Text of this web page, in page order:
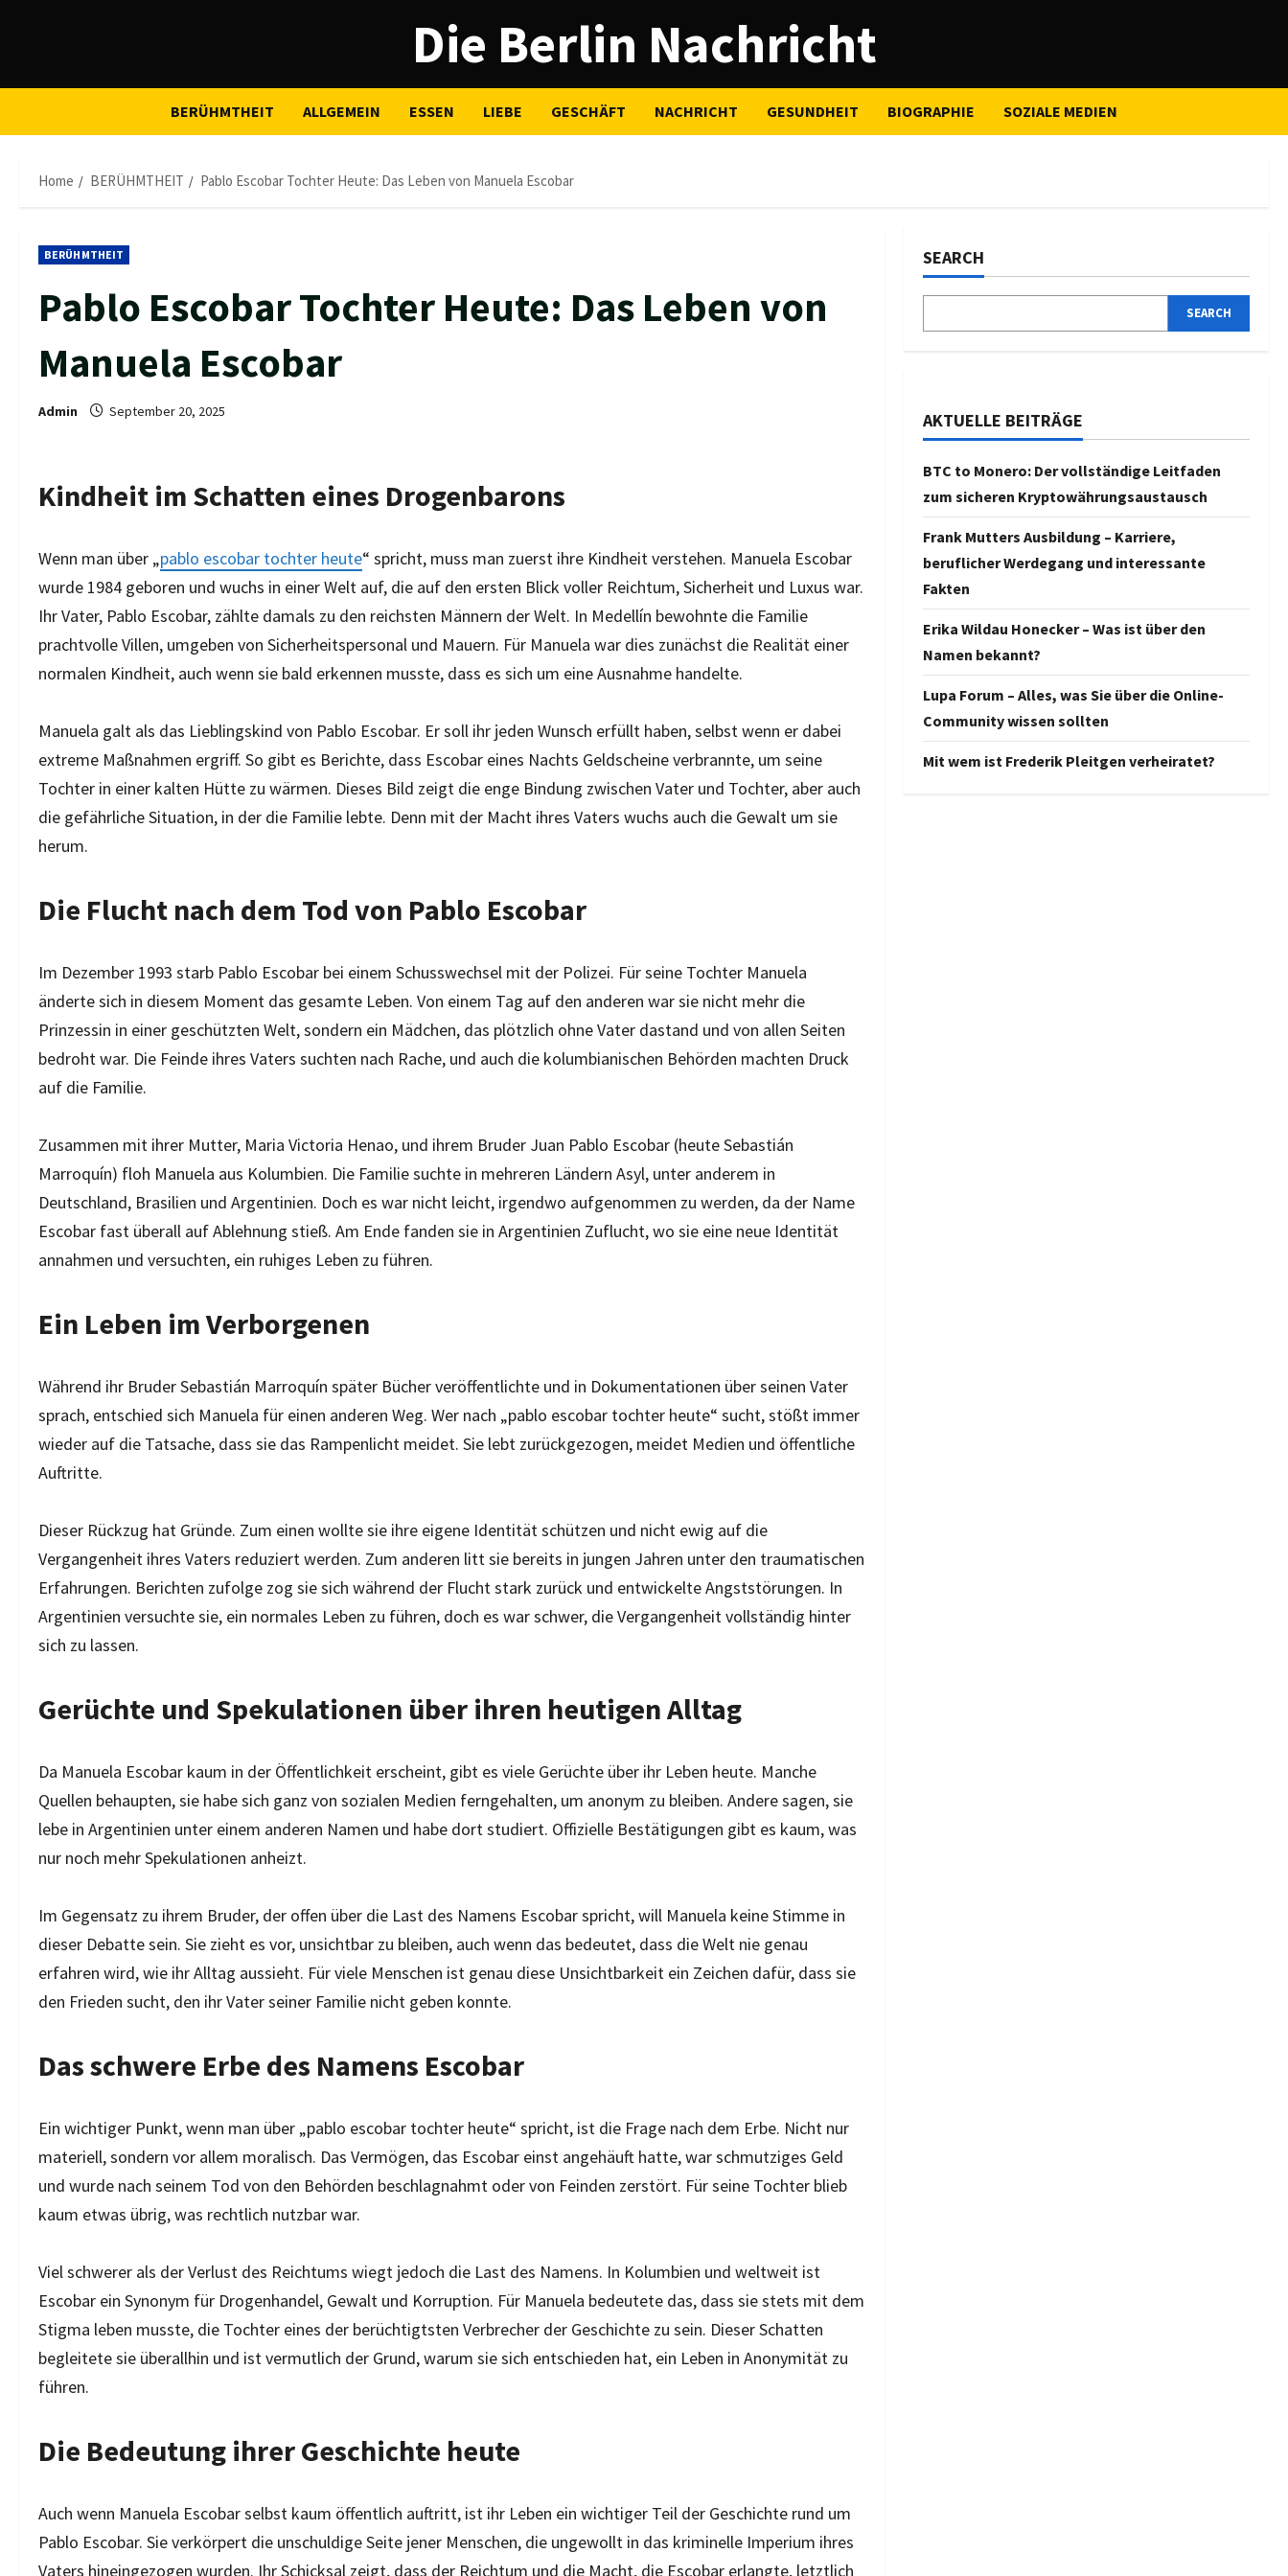
Die Berlin Nachricht
BERÜHMTHEIT ALLGEMEIN ESSEN LIEBE GESCHÄFT NACHRICHT GESUNDHEIT BIOGRAPHIE SOZIALE MEDIEN
Home BERÜHMTHEIT Pablo Escobar Tochter Heute: Das Leben von Manuela Escobar
BERÜHMTHEIT
Pablo Escobar Tochter Heute: Das Leben von
Manuela Escobar
Admin September 20, 2025
Kindheit im Schatten eines Drogenbarons
Wenn man über „pablo escobar tochter heute“ spricht, muss man zuerst ihre Kindheit verstehen. Manuela Escobar
wurde 1984 geboren und wuchs in einer Welt auf, die auf den ersten Blick voller Reichtum, Sicherheit und Luxus war.
Ihr Vater, Pablo Escobar, zählte damals zu den reichsten Männern der Welt. In Medellín bewohnte die Familie
prachtvolle Villen, umgeben von Sicherheitspersonal und Mauern. Für Manuela war dies zunächst die Realität einer
normalen Kindheit, auch wenn sie bald erkennen musste, dass es sich um eine Ausnahme handelte.
Manuela galt als das Lieblingskind von Pablo Escobar. Er soll ihr jeden Wunsch erfüllt haben, selbst wenn er dabei
extreme Maßnahmen ergriff. So gibt es Berichte, dass Escobar eines Nachts Geldscheine verbrannte, um seine
Tochter in einer kalten Hütte zu wärmen. Dieses Bild zeigt die enge Bindung zwischen Vater und Tochter, aber auch
die gefährliche Situation, in der die Familie lebte. Denn mit der Macht ihres Vaters wuchs auch die Gewalt um sie
herum.
Die Flucht nach dem Tod von Pablo Escobar
Im Dezember 1993 starb Pablo Escobar bei einem Schusswechsel mit der Polizei. Für seine Tochter Manuela
änderte sich in diesem Moment das gesamte Leben. Von einem Tag auf den anderen war sie nicht mehr die
Prinzessin in einer geschützten Welt, sondern ein Mädchen, das plötzlich ohne Vater dastand und von allen Seiten
bedroht war. Die Feinde ihres Vaters suchten nach Rache, und auch die kolumbianischen Behörden machten Druck
auf die Familie.
Zusammen mit ihrer Mutter, Maria Victoria Henao, und ihrem Bruder Juan Pablo Escobar (heute Sebastián
Marroquín) floh Manuela aus Kolumbien. Die Familie suchte in mehreren Ländern Asyl, unter anderem in
Deutschland, Brasilien und Argentinien. Doch es war nicht leicht, irgendwo aufgenommen zu werden, da der Name
Escobar fast überall auf Ablehnung stieß. Am Ende fanden sie in Argentinien Zuflucht, wo sie eine neue Identität
annahmen und versuchten, ein ruhiges Leben zu führen.
Ein Leben im Verborgenen
Während ihr Bruder Sebastián Marroquín später Bücher veröffentlichte und in Dokumentationen über seinen Vater
sprach, entschied sich Manuela für einen anderen Weg. Wer nach „pablo escobar tochter heute“ sucht, stößt immer
wieder auf die Tatsache, dass sie das Rampenlicht meidet. Sie lebt zurückgezogen, meidet Medien und öffentliche
Auftritte.
Dieser Rückzug hat Gründe. Zum einen wollte sie ihre eigene Identität schützen und nicht ewig auf die
Vergangenheit ihres Vaters reduziert werden. Zum anderen litt sie bereits in jungen Jahren unter den traumatischen
Erfahrungen. Berichten zufolge zog sie sich während der Flucht stark zurück und entwickelte Angststörungen. In
Argentinien versuchte sie, ein normales Leben zu führen, doch es war schwer, die Vergangenheit vollständig hinter
sich zu lassen.
Gerüchte und Spekulationen über ihren heutigen Alltag
Da Manuela Escobar kaum in der Öffentlichkeit erscheint, gibt es viele Gerüchte über ihr Leben heute. Manche
Quellen behaupten, sie habe sich ganz von sozialen Medien ferngehalten, um anonym zu bleiben. Andere sagen, sie
lebe in Argentinien unter einem anderen Namen und habe dort studiert. Offizielle Bestätigungen gibt es kaum, was
nur noch mehr Spekulationen anheizt.
Im Gegensatz zu ihrem Bruder, der offen über die Last des Namens Escobar spricht, will Manuela keine Stimme in
dieser Debatte sein. Sie zieht es vor, unsichtbar zu bleiben, auch wenn das bedeutet, dass die Welt nie genau
erfahren wird, wie ihr Alltag aussieht. Für viele Menschen ist genau diese Unsichtbarkeit ein Zeichen dafür, dass sie
den Frieden sucht, den ihr Vater seiner Familie nicht geben konnte.
Das schwere Erbe des Namens Escobar
Ein wichtiger Punkt, wenn man über „pablo escobar tochter heute“ spricht, ist die Frage nach dem Erbe. Nicht nur
materiell, sondern vor allem moralisch. Das Vermögen, das Escobar einst angehäuft hatte, war schmutziges Geld
und wurde nach seinem Tod von den Behörden beschlagnahmt oder von Feinden zerstört. Für seine Tochter blieb
kaum etwas übrig, was rechtlich nutzbar war.
Viel schwerer als der Verlust des Reichtums wiegt jedoch die Last des Namens. In Kolumbien und weltweit ist
Escobar ein Synonym für Drogenhandel, Gewalt und Korruption. Für Manuela bedeutete das, dass sie stets mit dem
Stigma leben musste, die Tochter eines der berüchtigtsten Verbrecher der Geschichte zu sein. Dieser Schatten
begleitete sie überallhin und ist vermutlich der Grund, warum sie sich entschieden hat, ein Leben in Anonymität zu
führen.
Die Bedeutung ihrer Geschichte heute
Auch wenn Manuela Escobar selbst kaum öffentlich auftritt, ist ihr Leben ein wichtiger Teil der Geschichte rund um
Pablo Escobar. Sie verkörpert die unschuldige Seite jener Menschen, die ungewollt in das kriminelle Imperium ihres
Vaters hineingezogen wurden. Ihr Schicksal zeigt, dass der Reichtum und die Macht, die Escobar erlangte, letztlich
SEARCH
SEARCH
AKTUELLE BEITRÄGE
BTC to Monero: Der vollständige Leitfaden
zum sicheren Kryptowährungsaustausch
Frank Mutters Ausbildung – Karriere,
beruflicher Werdegang und interessante
Fakten
Erika Wildau Honecker – Was ist über den
Namen bekannt?
Lupa Forum – Alles, was Sie über die Online-
Community wissen sollten
Mit wem ist Frederik Pleitgen verheiratet?